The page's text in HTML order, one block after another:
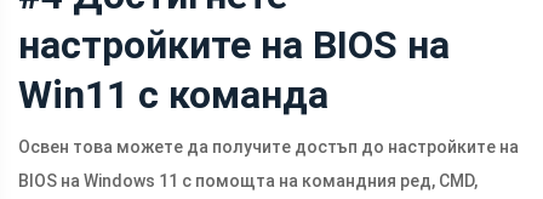
настройките на BIOS на
Win11 с команда
Освен това можете да получите достъп до настройките на
BIOS на Windows 11 с помощта на командния ред, CMD,